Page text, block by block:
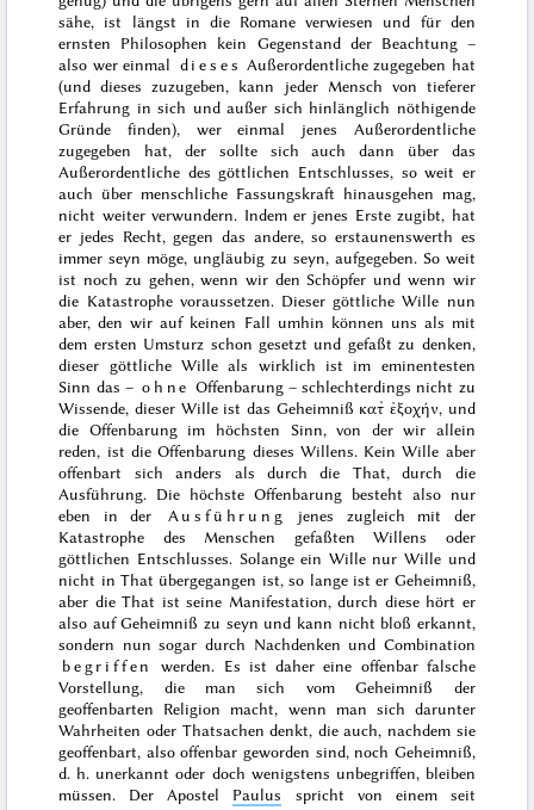
sähe, ist längst in die Romane verwiesen und für den
ernsten Philosophen kein Gegenstand der Beachtung –
also wer einmal dieses Außerordentliche zugegeben hat
(und dieses zuzugeben, kann jeder Mensch von tieferer
Erfahrung in sich und außer sich hinlänglich nöthigende
Gründe finden), wer einmal jenes Außerordentliche
zugegeben hat, der sollte sich auch dann über das
Außerordentliche des göttlichen Entschlusses, so weit er
auch über menschliche Fassungskraft hinausgehen mag,
nicht weiter verwundern. Indem er jenes Erste zugibt, hat
er jedes Recht, gegen das andere, so erstaunenswerth es
immer seyn möge, ungläubig zu seyn, aufgegeben. So weit
ist noch zu gehen, wenn wir den Schöpfer und wenn wir
die Katastrophe voraussetzen. Dieser göttliche Wille nun
aber, den wir auf keinen Fall umhin können uns als mit
dem ersten Umsturz schon gesetzt und gefaßt zu denken,
dieser göttliche Wille als wirklich ist im eminentesten
Sinn das – ohne Offenbarung – schlechterdings nicht zu
Wissende, dieser Wille ist das Geheimniß κατ̉ ἐξοχήν, und
die Offenbarung im höchsten Sinn, von der wir allein
reden, ist die Offenbarung dieses Willens. Kein Wille aber
offenbart sich anders als durch die That, durch die
Ausführung. Die höchste Offenbarung besteht also nur
eben in der
Ausführung
jenes zugleich mit der
Katastrophe des Menschen gefaßten Willens oder
göttlichen Entschlusses. Solange ein Wille nur Wille und
nicht in That übergegangen ist, so lange ist er Geheimniß,
aber die That ist seine Manifestation, durch diese hört er
also auf Geheimniß zu seyn und kann nicht bloß erkannt,
sondern nun sogar durch Nachdenken und Combination
begriffen
werden. Es ist daher eine offenbar falsche
Vorstellung, die man sich vom Geheimniß der
geoffenbarten Religion macht, wenn man sich darunter
Wahrheiten oder Thatsachen denkt, die auch, nachdem sie
geoffenbart, also offenbar geworden sind, noch Geheimniß,
d. h. unerkannt oder doch wenigstens unbegriffen, bleiben
müssen. Der Apostel Paulus spricht von einem seit